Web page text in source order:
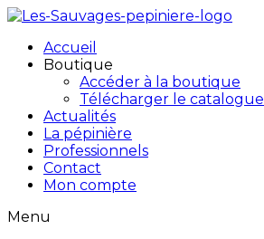
Accueil
Boutique
Accéder à la boutique
Télécharger le catalogue
Actualités
La pépinière
Professionnels
Contact
Mon compte
Menu